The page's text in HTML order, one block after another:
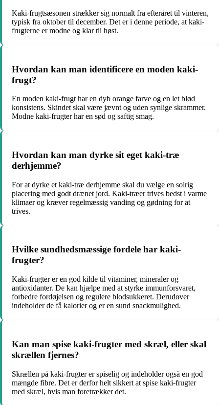
Kaki-frugtsæsonen strækker sig normalt fra efteråret til vinteren,
typisk fra oktober til december. Det er i denne periode, at kaki-
frugterne er modne og klar til høst.
Hvordan kan man identificere en moden kaki-
frugt?
En moden kaki-frugt har en dyb orange farve og en let blød
konsistens. Skindet skal være jævnt og uden synlige skrammer.
Modne kaki-frugter har en sød og saftig smag.
Hvordan kan man dyrke sit eget kaki-træ
derhjemme?
For at dyrke et kaki-træ derhjemme skal du vælge en solrig
placering med godt drænet jord. Kaki-træer trives bedst i varme
klimaer og kræver regelmæssig vanding og gødning for at
trives.
Hvilke sundhedsmæssige fordele har kaki-
frugter?
Kaki-frugter er en god kilde til vitaminer, mineraler og
antioxidanter. De kan hjælpe med at styrke immunforsvaret,
forbedre fordøjelsen og regulere blodsukkeret. Derudover
indeholder de få kalorier og er en sund snackmulighed.
Kan man spise kaki-frugter med skræl, eller skal
skrællen fjernes?
Skrællen på kaki-frugter er spiselig og indeholder også en god
mængde fibre. Det er derfor helt sikkert at spise kaki-frugter
med skræl, hvis man foretrækker det.